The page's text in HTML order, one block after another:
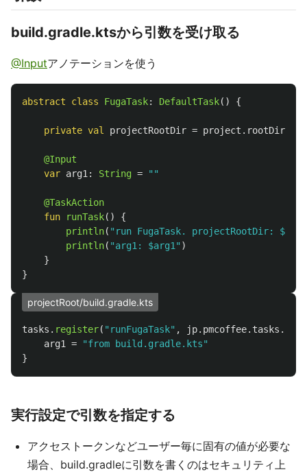
build.gradle.ktsから引数を受け取る
@Inputアノテーションを使う
abstract class FugaTask: DefaultTask() {
private val projectRootDir = project . rootDir
@Input
var arg1: String = ""
@TaskAction
fun
runTask()
{
println( "run FugaTask. projectRootDir:
println( "arg1: $arg1" )
}
}
projectRoot/build.gradle.kts
tasks . register( "runFugaTask" , jp. pmcoffee. tasks .
arg1 =
"from build.gradle.kts"
}
実行設定で引数を指定する
アクセストークンなどユーザー毎に固有の値が必要な
場合、build.gradleに引数を書くのはセキュリティ上